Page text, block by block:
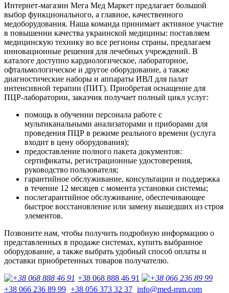
Интернет-магазин Мега Мед Маркет предлагает большой
выбор функционального, а главное, качественного
медоборудования. Наша команда принимает активное участие
в повышении качества украинской медицины: поставляем
медицинскую технику во все регионы страны, предлагаем
инновационные решения для лечебных учреждений. В
каталоге доступно кардиологическое, лабораторное,
офтальмологическое и другое оборудование, а также
диагностические наборы и аппараты ИВЛ для палат
интенсивной терапии (ПИТ). Приобретая оснащение для
ПЦР-лаборатории, заказчик получает полный цикл услуг:
помощь в обучении персонала работе с
мультиканальными анализаторами и приборами для
проведения ПЦР в режиме реального времени (услуга
входит в цену оборудования);
предоставление полного пакета документов:
сертификаты, регистрационные удостоверения,
руководство пользователя;
гарантийное обслуживание, консультации и поддержка
в течение 12 месяцев с момента установки системы;
послегарантийное обслуживание, обеспечивающее
быстрое восстановление или замену вышедших из строя
элементов.
Позвоните нам, чтобы получить подробную информацию о
представленных в продаже системах, купить выбранное
оборудование, а также выбрать удобный способ оплаты и
доставки приобретенных товаров получателю.
+38 068 888 46 91
+38 066 236 89 99 +38 056 373 32 37 info@med-mm.com